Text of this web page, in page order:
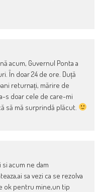
acum, Guvernul Ponta a
În doar 24 de ore. Duță
returnați, mărire de
s doar cele de care-mi
să mă surprindă plăcut.
acum ne dam
sa vezi ca se rezolva
ok pentru mine,un tip